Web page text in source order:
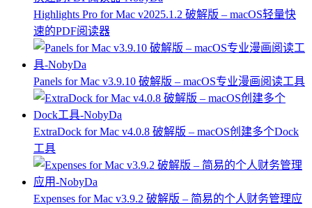
Highlights Pro for Mac v2025.1.2 破解版 – macOS轻量快
速的PDF阅读器
Panels for Mac v3.9.10 破解版 – macOS专业漫画阅读工具
ExtraDock for Mac v4.0.8 破解版 – macOS创建多个Dock
工具
Expenses for Mac v3.9.2 破解版 – 简易的个人财务管理应